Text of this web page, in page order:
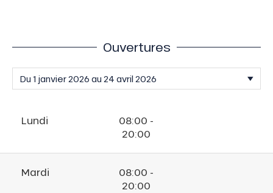
Ouvertures
Lundi
08:00 -
20:00
Mardi
08:00 -
20:00